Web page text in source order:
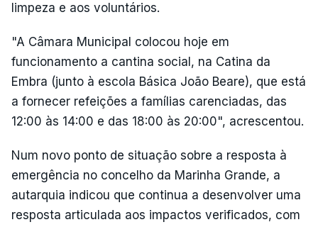
limpeza e aos voluntários.
"A Câmara Municipal colocou hoje em
funcionamento a cantina social, na Catina da
Embra (junto à escola Básica João Beare), que está
a fornecer refeições a famílias carenciadas, das
12:00 às 14:00 e das 18:00 às 20:00", acrescentou.
Num novo ponto de situação sobre a resposta à
emergência no concelho da Marinha Grande, a
autarquia indicou que continua a desenvolver uma
resposta articulada aos impactos verificados, com